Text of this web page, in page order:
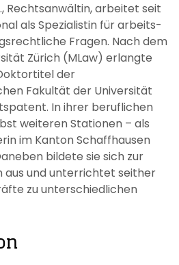
Rechtsanwältin, arbeitet seit
als Spezialistin für arbeits-
Fragen. Nach dem
Zürich (MLaw) erlangte
der
Fakultät der Universität
In ihrer beruflichen
weiteren Stationen – als
im Kanton Schaffhausen
bildete sie sich zur
aus und unterrichtet seither
zu unterschiedlichen